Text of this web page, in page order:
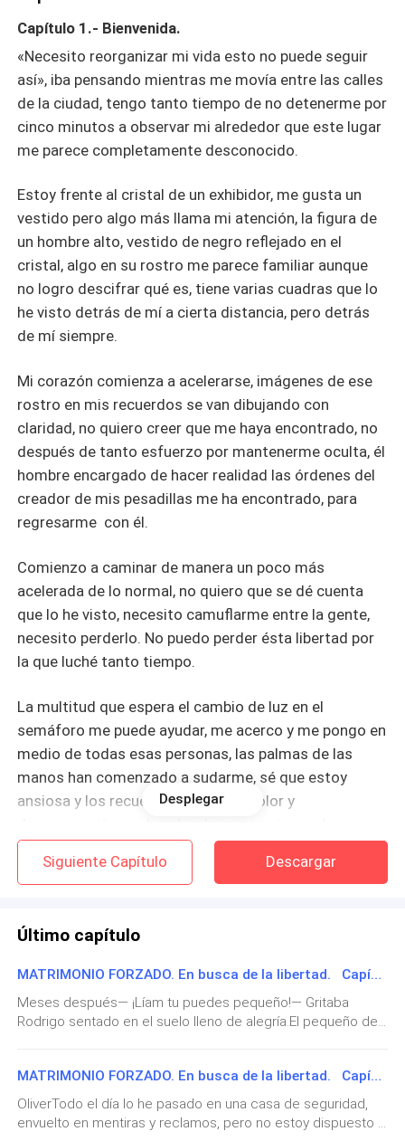
Capítulo 1.- Bienvenida.
«Necesito reorganizar mi vida esto no puede seguir
así», iba pensando mientras me movía entre las calles
de la ciudad, tengo tanto tiempo de no detenerme por
cinco minutos a observar mi alrededor que este lugar
me parece completamente desconocido.
Estoy frente al cristal de un exhibidor, me gusta un
vestido pero algo más llama mi atención, la figura de
un hombre alto, vestido de negro reflejado en el
cristal, algo en su rostro me parece familiar aunque
no logro descifrar qué es, tiene varias cuadras que lo
he visto detrás de mí a cierta distancia, pero detrás
de mí siempre.
Mi corazón comienza a acelerarse, imágenes de ese
rostro en mis recuerdos se van dibujando con
claridad, no quiero creer que me haya encontrado, no
después de tanto esfuerzo por mantenerme oculta, él
hombre encargado de hacer realidad las órdenes del
creador de mis pesadillas me ha encontrado, para
regresarme con él.
Comienzo a caminar de manera un poco más
acelerada de lo normal, no quiero que se dé cuenta
que lo he visto, necesito camuflarme entre la gente,
necesito perderlo. No puedo perder ésta libertad por
la que luché tanto tiempo.
La multitud que espera el cambio de luz en el
semáforo me puede ayudar, me acerco y me pongo en
medio de todas esas personas, las palmas de las
manos han comenzado a sudarme, sé que estoy
ansiosa y los recuerdos llenos de dolor y
ésa prisionera indefensa que suplica por un poco de
comida o agua.
moverme entre todas las personas para ser de las
poco borrosa debo mantenerme firme y evitar llorar,
no es momento para eso , al dar vuelta en la esquina
desesperadamente, «necesito perderlo», me repito,
«necesito mantener mi libertad».
Desplegar
Siguiente Capítulo Descargar
Último capítulo
MATRIMONIO FORZADO. En busca de la libertad. Capítulo 115.- Gracias
Meses después— ¡Líam tu puedes pequeño!— Gritaba
Rodrigo sentado en el suelo lleno de alegría.El pequeño de
¡Vamos muéstrales a estos incrédulos de lo que eres
capaz!— Gritaba continuamente el hombre, al mismo tiempo
que se esforzaba por mantener el total de la atención del
MATRIMONIO FORZADO. En busca de la libertad. Capítulo 114.- Cerrando ciclos.
OliverTodo el día lo he pasado en una casa de seguridad,
envuelto en mentiras y reclamos, pero no estoy dispuesto a